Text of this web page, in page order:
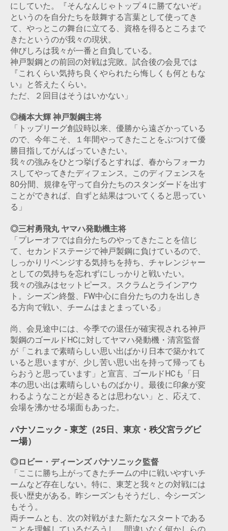
にしていた。『そんなんじゃトップ４に勝てないぞ』
というのを自分たちを鼓舞する言葉として使ってき
て、やっとこの舞台に立てる、資格を得るところまで
きたというのが我々の現状。
伸びしろは我々が一番と自負している。
神戸製鋼との前回の対戦は完敗。試合後の会見では
『これくらい気持ち良くやられたら悔しくも何ともな
い』と答えたくらい。
ただ、２回目はそうはいかない」
◎橋本大輝 神戸製鋼主将
「トップリーグ創設時以来、優勝から遠ざかっている
ので、今年こそ、１年間やってきたことをぶつけて優
勝目指してがんばっていきたい。
我々の強みをひとつ挙げるとすれば、春からフォーカ
スしてやってきたディフェンス。このディフェンスを
80分間、規律を守って自分たちのスタンダードを出す
ことができれば、自ずと結果はついてくると思ってい
る」
◎三村勇飛丸 ヤマハ発動機主将
「プレーオフでは自分たちのやってきたことを信じ
て、セカンドステージで神戸製鋼に負けているので、
しっかりリベンジする気持ちを持ち、チャレンジャー
としての気持ちを忘れずにしっかりと戦いたい。
我々の強みはセットピース。スクラムとラインアウ
ト。シーズン終盤、FW中心に自分たちの力を出しき
る方向で戦い、チームはまとまっている」
尚、会見途中には、今季での退任が確実視される神戸
製鋼のゴールドHCに対してヤマハ発動機・清宮監督
が「これまで素晴らしい思い出ばかり日本で築かれて
いると思いますが、少し苦い思い出を持って帰っても
らおうと思っています」と宣言、ゴールドHCも「日
本の思い出は素晴らしいものばかり。最後に印象が変
わるようなことが起きるとは思わない」と、応えて、
会場を沸かせる場面もあった。
パナソニック - 東芝（25日、東京・秩父宮ラグビ
ー場）
◎ロビー・ディーンズ パナソニック監督
「ここに勝ち上がってきたチームの中に戦いやすいチ
ームなど存在しない。特に、東芝と我々との対戦には
長い歴史がある。昨シーズンもそうだし、今シーズン
もそう。
両チームとも、次の対戦がまた新たなスタートである